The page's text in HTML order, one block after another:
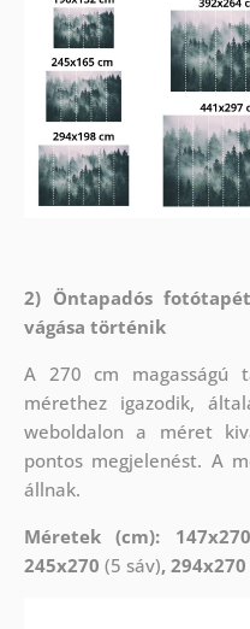
2) Öntapadós
vágása történik
A 270 cm magasságú
mérethez igazodik,
weboldalon a méret
pontos megjelenést. A
állnak.
Méretek (cm): 147x270
245x270 (5 sáv), 294x270